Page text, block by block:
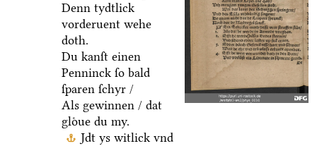
Denn tydtlick
vorderuent wehe
doth.
Du kanſt einen
Penninck ſo bald
ſparen ſchyr /
Als gewinnen / dat
gloͤue du my.
Jdt ys witlick vnd